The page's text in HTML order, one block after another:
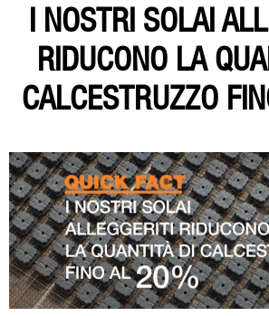
I NOSTRI SOLAI
RIDUCONO LA
CALCESTRUZZO